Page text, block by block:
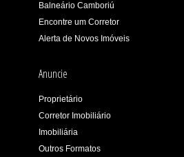
Balneário Camboriú
Encontre um Corretor
Alerta de Novos Imóveis
Anuncie
Proprietário
Corretor Imobiliário
Imobiliária
Outros Formatos